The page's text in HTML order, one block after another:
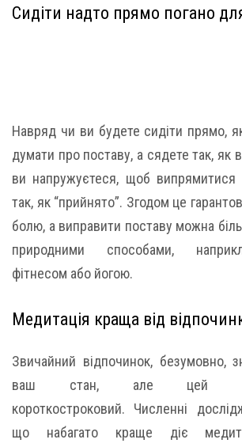
Сидіти надто прямо погано
Навряд чи ви будете сидіти прямо,
думати про поставу, а сядете так, як
ви напружуєтеся, щоб випрямитися
так, як “прийнято”. Згодом це
болю, а виправити поставу можна
природними способами,
фітнесом або йогою.
Медитація краща від
Звичайний відпочинок, безумовно,
ваш стан, але цей
короткостроковий. Численні
що набагато краще діє